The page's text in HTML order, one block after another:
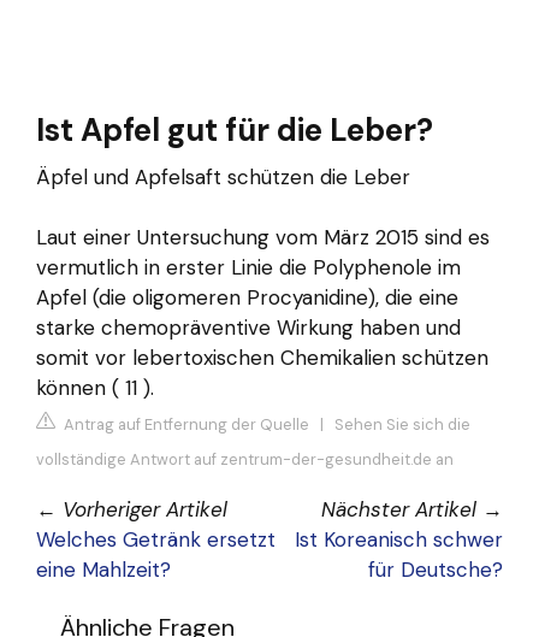
Ist Apfel gut für die Leber?
Äpfel und Apfelsaft schützen die Leber
Laut einer Untersuchung vom März 2015 sind es
vermutlich in erster Linie die Polyphenole im
Apfel (die oligomeren Procyanidine), die eine
starke chemopräventive Wirkung haben und
somit vor lebertoxischen Chemikalien schützen
können ( 11 ).
Antrag auf Entfernung der Quelle | Sehen Sie sich die
vollständige Antwort auf zentrum-der-gesundheit.de an
← Vorheriger Artikel
Welches Getränk ersetzt
eine Mahlzeit?
Nächster Artikel →
Ist Koreanisch schwer
für Deutsche?
Ähnliche Fragen